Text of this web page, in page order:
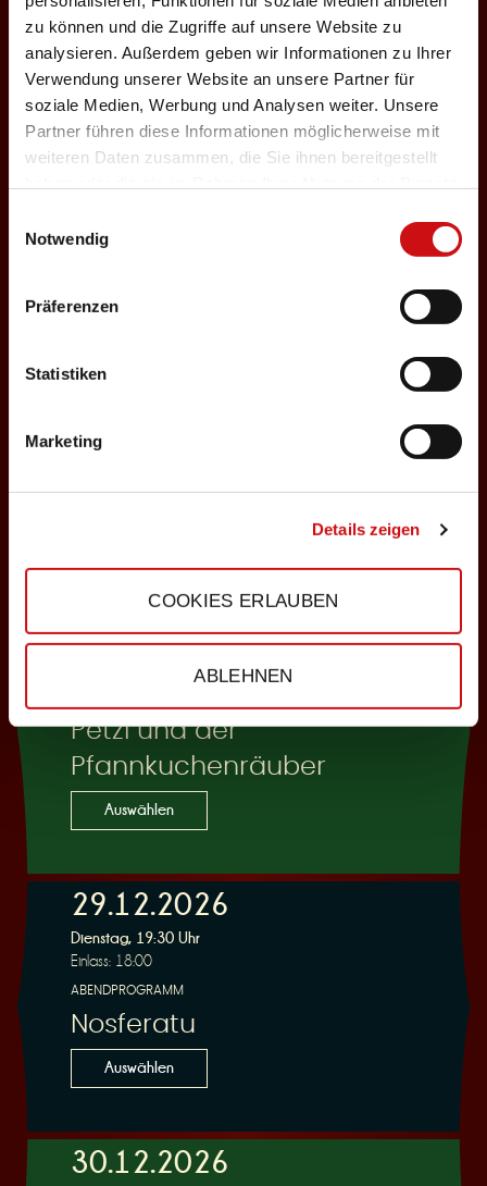
zu können und die Zugriffe auf unsere Website zu
analysieren. Außerdem geben wir Informationen zu Ihrer
Verwendung unserer Website an unsere Partner für
soziale Medien, Werbung und Analysen weiter. Unsere
Partner führen diese Informationen möglicherweise mit
weiteren Daten zusammen, die Sie ihnen bereitgestellt
Notwendig
Präferenzen
Statistiken
Marketing
Details zeigen
COOKIES ERLAUBEN
ABLEHNEN
n
g
27.12.2026
Sonntag, 18:00 Uhr
Einlass: 16:30
28.12.2026
Einlass: 14:30
Petzi und der
29.12.2026
Dienstag, 15:00 Uhr
Petzi und der
Pfannkuchenräuber
Auswählen
29.12.2026
Dienstag, 19:30 Uhr
Einlass: 18:00
ABENDPROGRAMM
Nosferatu
Auswählen
30.12.2026